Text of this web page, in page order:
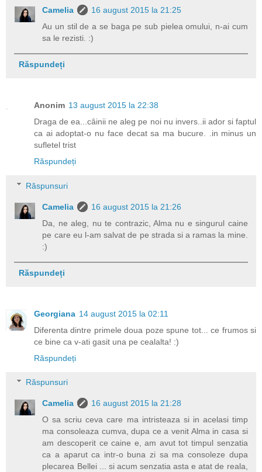
Camelia
16 august 2015 la 21:25
Au un stil de a se baga pe sub pielea omului, n-ai cum
sa le rezisti. :)
Răspundeți
Anonim 13 august 2015 la 22:38
Draga de ea...câinii ne aleg pe noi nu invers..ii ador si faptul
ca ai adoptat-o nu face decat sa ma bucure. .in minus un
sufletel trist
Răspundeți
Răspunsuri
Camelia
16 august 2015 la 21:26
Da, ne aleg, nu te contrazic, Alma nu e singurul caine
pe care eu l-am salvat de pe strada si a ramas la mine.
:)
Răspundeți
Georgiana 14 august 2015 la 02:11
Diferenta dintre primele doua poze spune tot... ce frumos si
ce bine ca v-ati gasit una pe cealalta! :)
Răspundeți
Răspunsuri
Camelia
16 august 2015 la 21:28
O sa scriu ceva care ma intristeaza si in acelasi timp
ma consoleaza cumva, dupa ce a venit Alma in casa si
am descoperit ce caine e, am avut tot timpul senzatia
ca a aparut ca intr-o buna zi sa ma consoleze dupa
plecarea Bellei ... si acum senzatia asta e atat de reala,